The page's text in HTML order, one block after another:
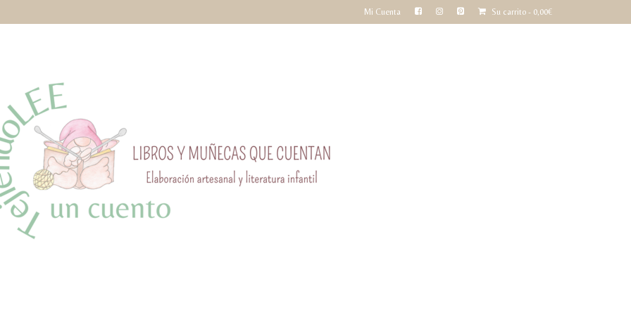
Mi Cuenta Su carrito - 0,00€